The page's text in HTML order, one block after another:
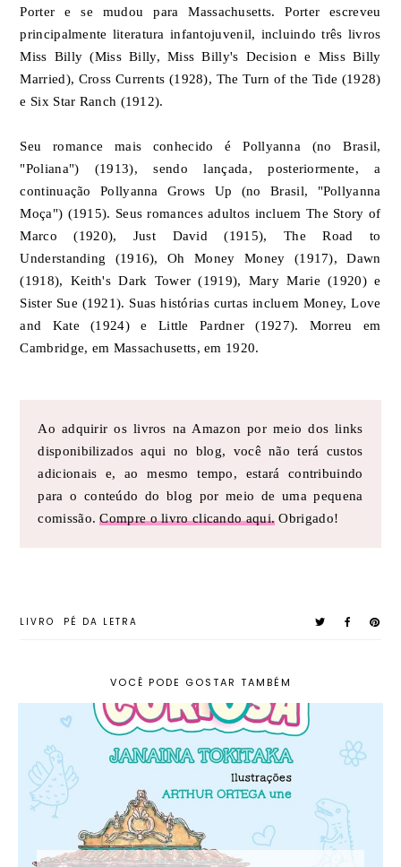
Porter e se mudou para Massachusetts. Porter escreveu
principalmente literatura infantojuvenil, incluindo três livros
Miss Billy (Miss Billy, Miss Billy's Decision e Miss Billy
Married), Cross Currents (1928), The Turn of the Tide (1928)
e Six Star Ranch (1912).
Seu romance mais conhecido é Pollyanna (no Brasil,
"Poliana") (1913), sendo lançada, posteriormente, a
continuação Pollyanna Grows Up (no Brasil, "Pollyanna
Moça") (1915). Seus romances adultos incluem The Story of
Marco (1920), Just David (1915), The Road to
Understanding (1916), Oh Money Money (1917), Dawn
(1918), Keith's Dark Tower (1919), Mary Marie (1920) e
Sister Sue (1921). Suas histórias curtas incluem Money, Love
and Kate (1924) e Little Pardner (1927). Morreu em
Cambridge, em Massachusetts, em 1920.
Ao adquirir os livros na Amazon por meio dos links
disponibilizados aqui no blog, você não terá custos
adicionais e, ao mesmo tempo, estará contribuindo
para o conteúdo do blog por meio de uma pequena
comissão.Compre o livro clicando aqui. Obrigado!
LIVRO PÉ DA LETRA
VOCÊ PODE GOSTAR TAMBÉM